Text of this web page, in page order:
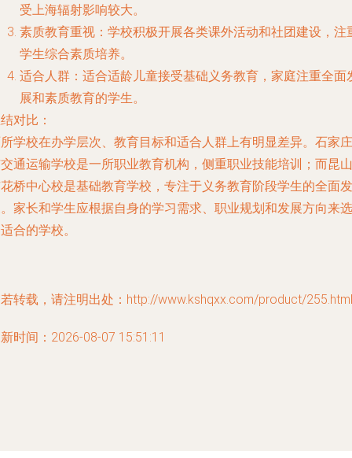
受上海辐射影响较大。
素质教育重视：学校积极开展各类课外活动和社团建设，注
学生综合素质培养。
适合人群：适合适龄儿童接受基础义务教育，家庭注重全面
展和素质教育的学生。
对比：
学校在办学层次、教育目标和适合人群上有明显差异。石家庄
通运输学校是一所职业教育机构，侧重职业技能培训；而昆山
桥中心校是基础教育学校，专注于义务教育阶段学生的全面发
家长和学生应根据自身的学习需求、职业规划和发展方向来选
合的学校。
转载，请注明出处：http://www.kshqxx.com/product/255.html
时间：2026-08-07 15:51:11